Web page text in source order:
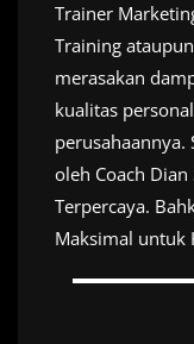
Trainer
Training
merasakan
kualitas
perusahaannya.
oleh Coach
Terpercaya.
Maksimal untuk